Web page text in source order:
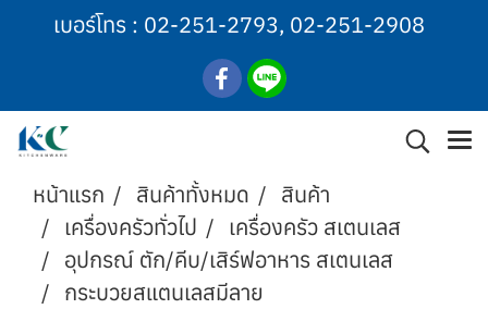
เบอร์โทร : 02-251-2793, 02-251-2908
หน้าแรก สินค้าทั้งหมด
สินค้า
เครื่องครัวทั่วไป
เครื่องครัว สเตนเลส
อุปกรณ์ ตัก/คีบ/เสิร์ฟอาหาร สเตนเลส
กระบวยสแตนเลสมีลาย